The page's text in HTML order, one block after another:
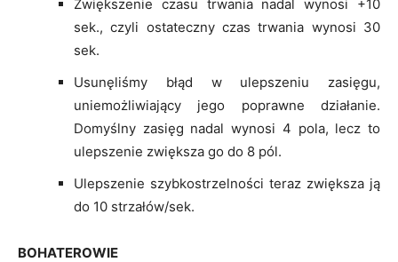
Zwiększenie czasu trwania nadal wynosi +10
sek., czyli ostateczny czas trwania wynosi 30
sek.
Usunęliśmy błąd w ulepszeniu zasięgu,
uniemożliwiający jego poprawne działanie.
Domyślny zasięg nadal wynosi 4 pola, lecz to
ulepszenie zwiększa go do 8 pól.
Ulepszenie szybkostrzelności teraz zwiększa ją
do 10 strzałów/sek.
BOHATEROWIE